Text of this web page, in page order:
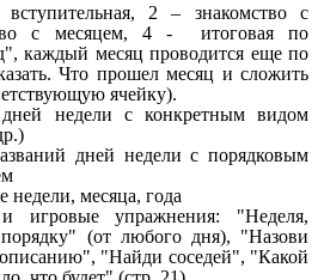
2 – знакомство с
с месяцем, 4 - итоговая по
каждый месяц проводится еще по
Что прошел месяц и сложить
ячейку).
дней недели с конкретным видом
дней недели с порядковым
недели, месяца, года
игровые упражнения: "Неделя,
(от любого дня), "Назови
"Найди соседей", "Какой